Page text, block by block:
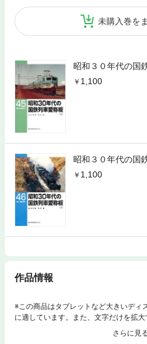
未購入巻を
昭和３０年代の国
1,100
昭和３０年代の国
1,100
作品情報
※この商品はタブレットなど大きいディ
に適しています。また、文字だけを拡
ト、検索、辞書の参照、引用などの機
豊かな昭和３０年代の列車愛称板を豊富